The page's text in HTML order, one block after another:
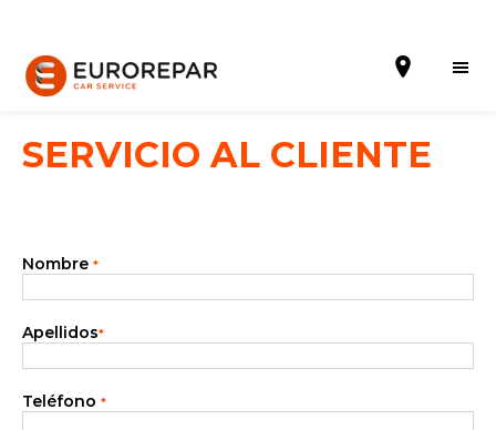
La Marca
Gama Eurorepar
Nuestra Actualidad
Promociones
SERVICIO AL CLIENTE
Nombre *
Apellidos*
Teléfono *